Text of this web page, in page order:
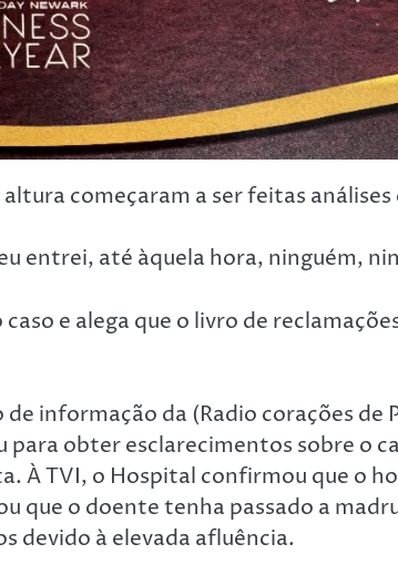
começaram a ser feitas análises
entrei, até àquela hora, ninguém,
e alega que o livro de
informação da (Radio corações
para obter esclarecimentos sobre o
À TVI, o Hospital confirmou que o
que o doente tenha passado a
devido à elevada afluência.